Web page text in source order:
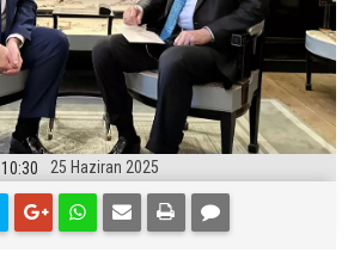
10:30 25 Haziran 2025